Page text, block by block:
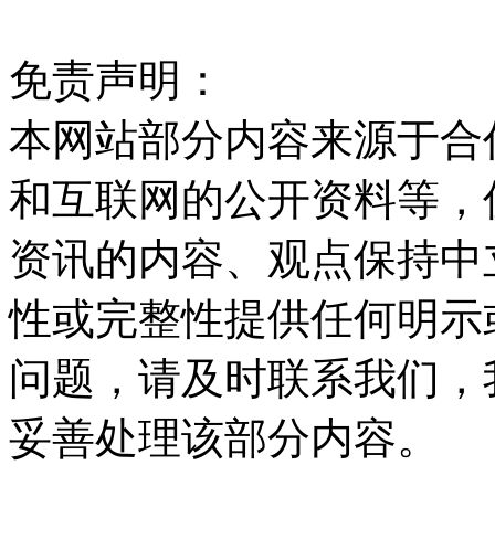
免责声明：
本网站部分内容来源于
和互联网的公开资料等
资讯的内容、观点保持
性或完整性提供任何明
问题，请及时联系我们
妥善处理该部分内容。